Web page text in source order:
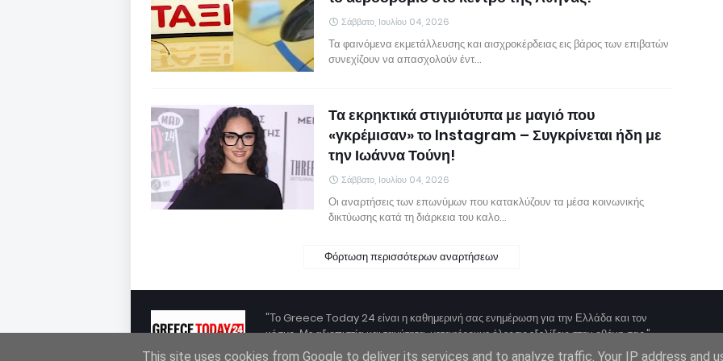
Σάββατο, Ιουλίου 04, 2026
Τα φαινόμενα εκμετάλλευσης και αισχροκέρδειας εις βάρος των επιβατών
συνεχίζουν να απασχολούν έντ…
Τα εκρηκτικά στιγμιότυπα με μαγιό που
«γκρέμισαν» το Instagram – Συγκρίνεται ήδη με
την Ιωάννα Τούνη!
Σάββατο, Ιουλίου 04, 2026
Οι αναρτήσεις των επωνύμων που κατακλύζουν τα μέσα κοινωνικής
δικτύωσης κατά τη διάρκεια του καλο…
Φόρτωση περισσότερων αναρτήσεων
"Το Greece Today 24 είναι η καθημερινή σας ενημέρωση για την Ελλάδα και τον
κόσμο. Με αξιοπιστία και ταχύτητα, μεταφέρουμε όλες τις εξελίξεις στην οθόνη σας."
This site uses cookies from Google to deliver its services and to analyze traffic. Your IP address and